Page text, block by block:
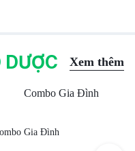
Xem thêm
Gia Đình